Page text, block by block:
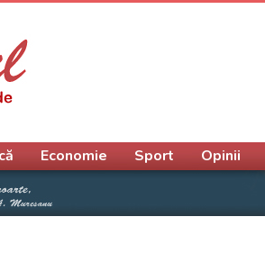
Economie Sport Opinii